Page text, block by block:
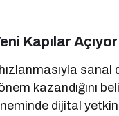
Kapılar Açıyor
sanal
kazandığını
dijital